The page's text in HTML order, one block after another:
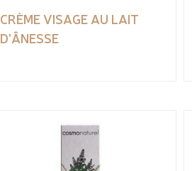
CRÈME VISAGE AU LAIT
D'ÂNESSE